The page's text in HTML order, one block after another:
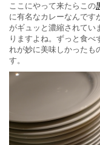
ここにやって来たらこの
に有名なカレーなんです
がギュッと濃縮されてい
りますよね。ずっと食べ
れが妙に美味しかったも
す。